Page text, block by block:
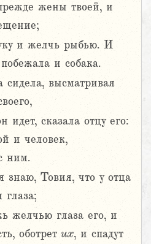
жены твоей, и
и желчь рыбью. И
и собака.
высматривая
идет, сказала отцу его:
и человек,
ним.
знаю, Товия, что у отца
глаза;
желчью глаза его, и
оботрет их, и спадут